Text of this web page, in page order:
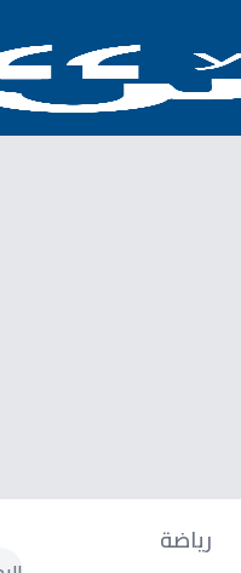
رياضة